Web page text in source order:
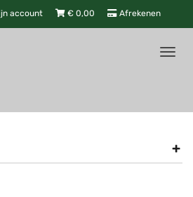
account € 0,00 Afrekenen
+